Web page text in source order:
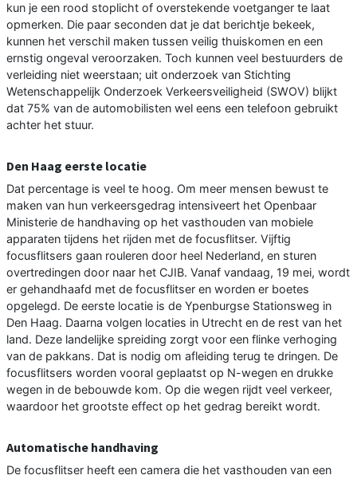
kun je een rood stoplicht of overstekende voetganger te laat
opmerken. Die paar seconden dat je dat berichtje bekeek,
kunnen het verschil maken tussen veilig thuiskomen en een
ernstig ongeval veroorzaken. Toch kunnen veel bestuurders de
verleiding niet weerstaan; uit onderzoek van Stichting
Wetenschappelijk Onderzoek Verkeersveiligheid (SWOV) blijkt
dat 75% van de automobilisten wel eens een telefoon gebruikt
achter het stuur.
Den Haag eerste locatie
Dat percentage is veel te hoog. Om meer mensen bewust te
maken van hun verkeersgedrag intensiveert het Openbaar
Ministerie de handhaving op het vasthouden van mobiele
apparaten tijdens het rijden met de focusflitser. Vijftig
focusflitsers gaan rouleren door heel Nederland, en sturen
overtredingen door naar het CJIB. Vanaf vandaag, 19 mei, wordt
er gehandhaafd met de focusflitser en worden er boetes
opgelegd. De eerste locatie is de Ypenburgse Stationsweg in
Den Haag. Daarna volgen locaties in Utrecht en de rest van het
land. Deze landelijke spreiding zorgt voor een flinke verhoging
van de pakkans. Dat is nodig om afleiding terug te dringen. De
focusflitsers worden vooral geplaatst op N-wegen en drukke
wegen in de bebouwde kom. Op die wegen rijdt veel verkeer,
waardoor het grootste effect op het gedrag bereikt wordt.
Automatische handhaving
De focusflitser heeft een camera die het vasthouden van een